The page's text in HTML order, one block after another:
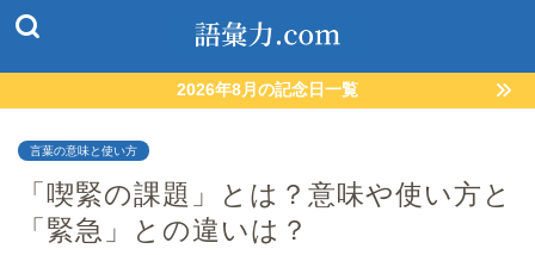
2026年8月の記念日一覧
言葉の意味と使い方
「喫緊の課題」とは？意味や使い方と
「緊急」との違いは？